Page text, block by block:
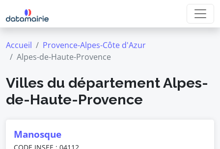
Accueil
Provence-Alpes-Côte d'Azur
Alpes-de-Haute-Provence
Villes du département Alpes-
de-Haute-Provence
Manosque